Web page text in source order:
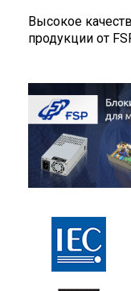
Высокое
продукции от